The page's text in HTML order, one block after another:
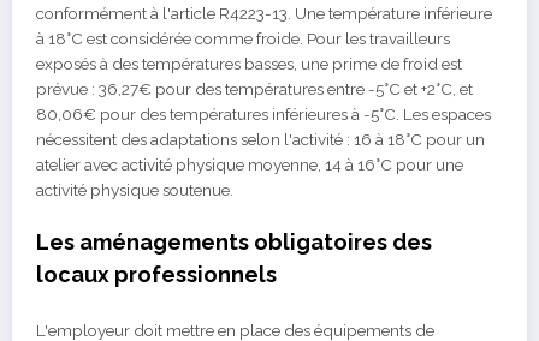
conformément à l'article R4223-13. Une température inférieure
à 18°C est considérée comme froide. Pour les travailleurs
exposés à des températures basses, une prime de froid est
prévue : 36,27€ pour des températures entre -5°C et +2°C, et
80,06€ pour des températures inférieures à -5°C. Les espaces
nécessitent des adaptations selon l'activité : 16 à 18°C pour un
atelier avec activité physique moyenne, 14 à 16°C pour une
activité physique soutenue.
Les aménagements obligatoires des
locaux professionnels
L'employeur doit mettre en place des équipements de